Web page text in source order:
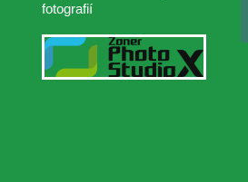
fotografií